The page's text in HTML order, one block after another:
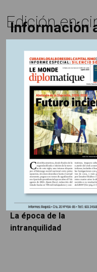
Información
Fuente:Le Monde
Otros Artículos
LIBROS RESEÑADOS
La época de la
intranquilidad
Edición en